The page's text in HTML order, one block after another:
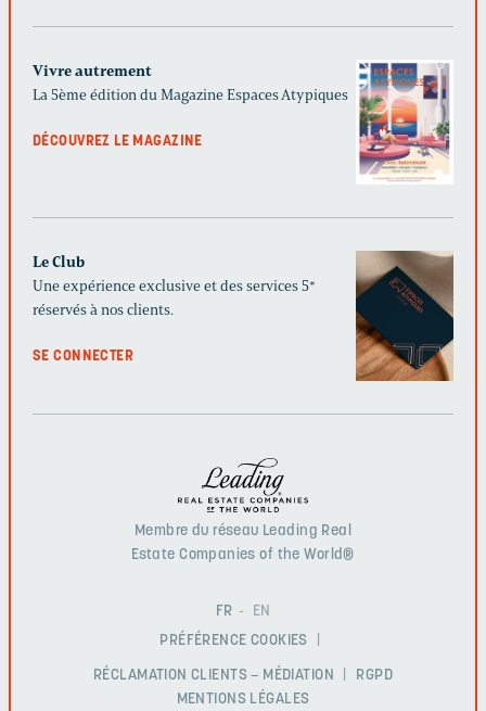
Vivre autrement
La 5ème édition du Magazine Espaces Atypiques
DÉCOUVREZ LE MAGAZINE
Le Club
Une expérience exclusive et des services 5*
réservés à nos clients.
SE CONNECTER
Membre du réseau Leading Real
Estate Companies of the World®
FR
EN
PRÉFÉRENCE COOKIES
RÉCLAMATION CLIENTS – MÉDIATION
RGPD
MENTIONS LÉGALES